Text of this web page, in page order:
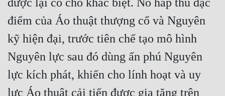
được lại có chỗ khác biệt. Nó hấp thu đặc
điểm của Áo thuật thượng cổ và Nguyên
kỹ hiện đại, trước tiên chế tạo mô hình
Nguyên lực sau đó dùng ấn phú Nguyên
lực kích phát, khiến cho lính hoạt và uy
lực Áo thuật cải tiến được gia tăng trên